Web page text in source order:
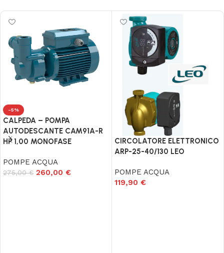
-5%
CALPEDA – POMPA
AUTODESCANTE CAM91A-R
HP 1,00 MONOFASE
POMPE ACQUA
275,00€ 260,00 €
CIRCOLATORE ELETTRONICO
ARP-25-40/130 LEO
POMPE ACQUA
119,90 €